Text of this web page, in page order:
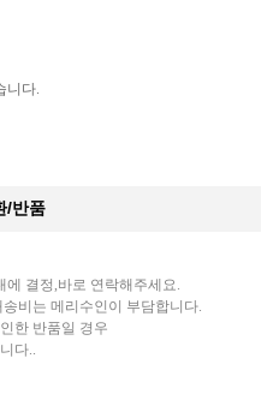
니다.​
/반품
에 결정,바로 연락해주세요.
비는 메리수인이 부담합니다.
한 반품일 경우
다..